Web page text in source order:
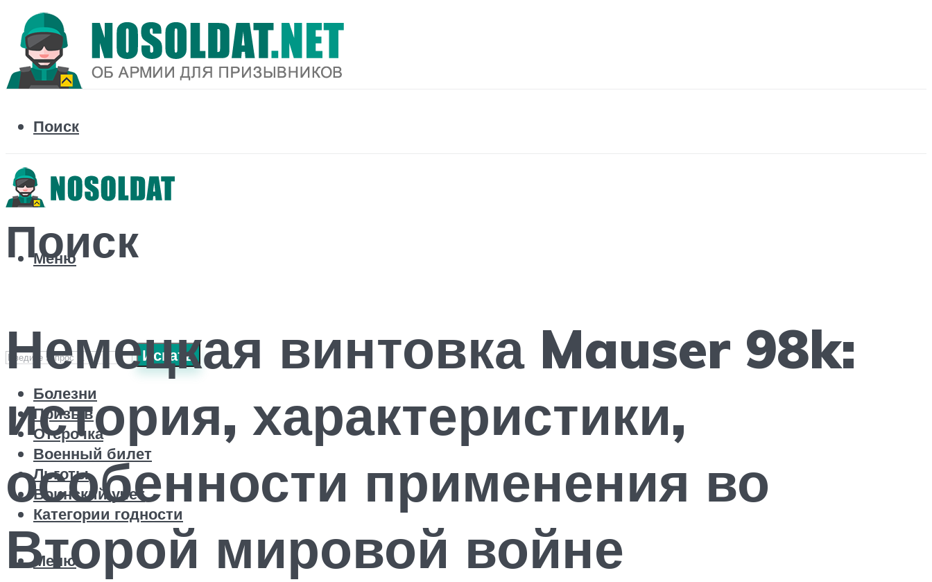
Поиск
Поиск
Искать
Болезни
Призыв
Отсрочка
Военный билет
Льготы
Воинский учет
Категории годности
Меню
Меню
Немецкая винтовка Mauser 98k:
история, характеристики,
особенности применения во
Второй мировой войне